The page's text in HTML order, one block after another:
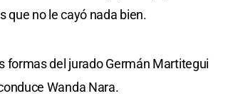
que no le cayó nada bien.
formas del jurado Germán Martitegui
Wanda Nara.